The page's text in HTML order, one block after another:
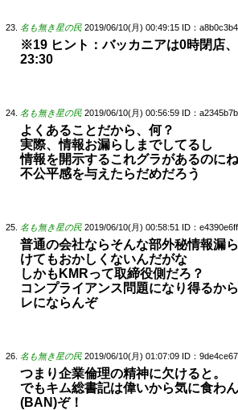
名も無き星の民 2019/06/10(月) 00:49:15 ID：
※19 ヒント：バッカニアは0時閉店
23:30
名も無き星の民 2019/06/10(月) 00:56:59 ID：
よくあることだから、何？
実際、情報お漏らしまでしてるし
情報を開示するこれグラがあるのにね
不公平感を与えたらだめだろう
名も無き星の民 2019/06/10(月) 00:58:51 ID：e4390e6ff
普通の会社ならそんな部外秘情報漏
けてもおかしくないんだがな
しかもKMRって取締役側だろ？
コンプライアンス問題になり得るか
レにならんぞ
名も無き星の民 2019/06/10(月) 01:07:09 ID：
つまり企業倫理の精神に欠けると。
でもキム総書記は偉いから気に食わ
(BAN)ぞ！